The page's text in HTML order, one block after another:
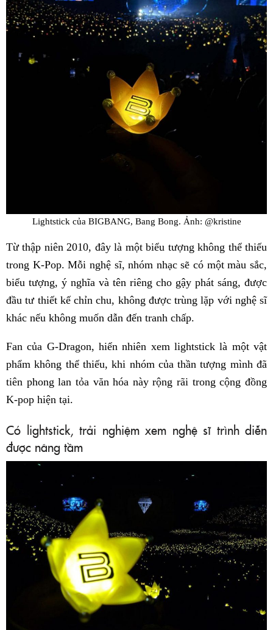
Lightstick của BIGBANG, Bang Bong. Ảnh: @kristine
Từ thập niên 2010, đây là một biểu tượng không thể thiếu
trong K-Pop. Mỗi nghệ sĩ, nhóm nhạc sẽ có một màu sắc,
biểu tượng, ý nghĩa và tên riêng cho gậy phát sáng, được
đầu tư thiết kế chỉn chu, không được trùng lặp với nghệ sĩ
khác nếu không muốn dẫn đến tranh chấp.
Fan của G-Dragon, hiển nhiên xem lightstick là một vật
phẩm không thể thiếu, khi nhóm của thần tượng mình đã
tiên phong lan tỏa văn hóa này rộng rãi trong cộng đồng
K-pop hiện tại.
Có lightstick, trải nghiệm xem nghệ sĩ trình diễn
được nâng tầm